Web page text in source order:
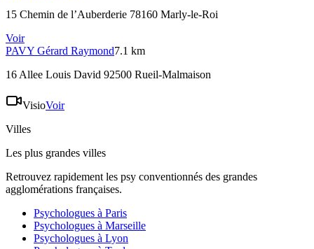
15 Chemin de l’Auberderie 78160 Marly-le-Roi
Voir
PAVY Gérard Raymond7.1 km
16 Allee Louis David 92500 Rueil-Malmaison
VisioVoir
Villes
Les plus grandes villes
Retrouvez rapidement les psy conventionnés des grandes
agglomérations françaises.
Psychologues à Paris
Psychologues à Marseille
Psychologues à Lyon